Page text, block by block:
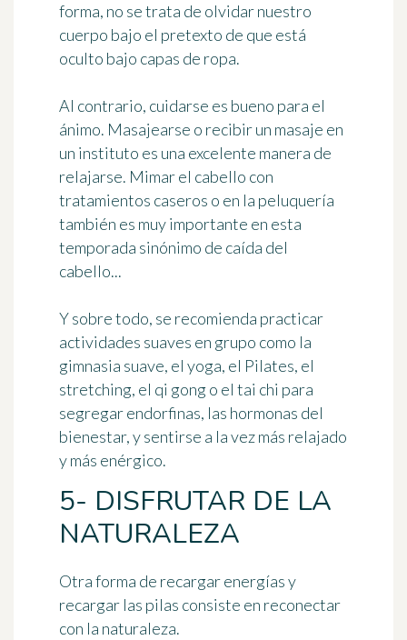
forma, no se trata de olvidar nuestro
cuerpo bajo el pretexto de que está
oculto bajo capas de ropa.
Al contrario, cuidarse es bueno para el
ánimo. Masajearse o recibir un masaje en
un instituto es una excelente manera de
relajarse. Mimar el cabello con
tratamientos caseros o en la peluquería
también es muy importante en esta
temporada sinónimo de caída del
cabello...
Y sobre todo, se recomienda practicar
actividades suaves en grupo como la
gimnasia suave, el yoga, el Pilates, el
stretching, el qi gong o el tai chi para
segregar endorfinas, las hormonas del
bienestar, y sentirse a la vez más relajado
y más enérgico.
5- DISFRUTAR DE LA
NATURALEZA
Otra forma de recargar energíasy
recargar las pilas consiste en reconectar
con la naturaleza.